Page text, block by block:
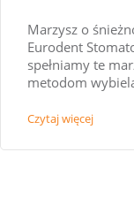
Marzysz o
Eurodent
spełniamy te
metodom
Czytaj więcej